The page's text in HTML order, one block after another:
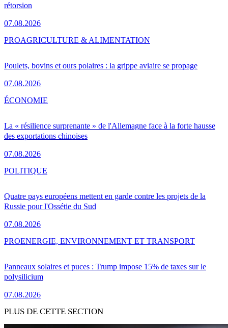
rétorsion
07.08.2026
Poulets, bovins et ours polaires : la grippe aviaire se propage
07.08.2026
PROAGRICULTURE & ALIMENTATION
La « résilience surprenante » de l'Allemagne face à la forte hausse
des exportations chinoises
07.08.2026
ÉCONOMIE
Quatre pays européens mettent en garde contre les projets de la
Russie pour l'Ossétie du Sud
07.08.2026
POLITIQUE
Panneaux solaires et puces : Trump impose 15% de taxes sur le
polysilicium
07.08.2026
PROENERGIE, ENVIRONNEMENT ET TRANSPORT
PLUS DE CETTE SECTION